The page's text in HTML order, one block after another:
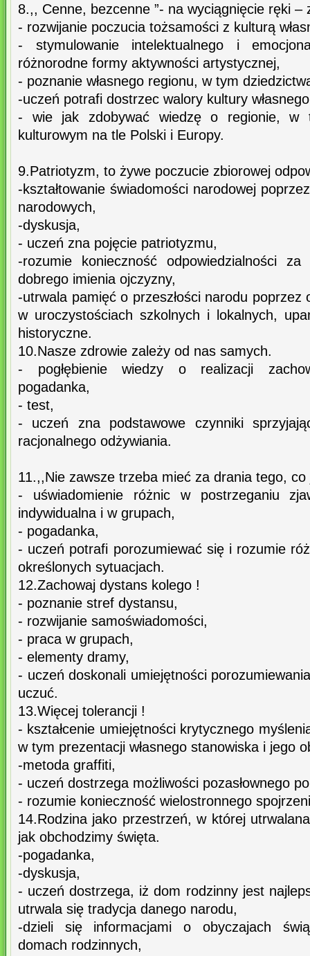
8.,, Cenne, bezcenne ”- na wyciągnięcie ręki –
- rozwijanie poczucia tożsamości z kulturą
- stymulowanie intelektualnego i
różnorodne formy aktywności artystycznej,
- poznanie własnego regionu, w tym
-uczeń potrafi dostrzec walory kultury
- wie jak zdobywać wiedzę o regionie, w
kulturowym na tle Polski i Europy.
9.Patriotyzm, to żywe poczucie zbiorowej
-kształtowanie świadomości narodowej
narodowych,
-dyskusja,
- uczeń zna pojęcie patriotyzmu,
-rozumie konieczność odpowiedzialności
dobrego imienia ojczyzny,
-utrwala pamięć o przeszłości narodu poprzez
w uroczystościach szkolnych i lokalnych,
historyczne.
10.Nasze zdrowie zależy od nas samych.
- pogłębienie wiedzy o realizacji
pogadanka,
- test,
- uczeń zna podstawowe czynniki
racjonalnego odżywiania.
11.,,Nie zawsze trzeba mieć za drania tego, co
- uświadomienie różnic w postrzeganiu
indywidualna i w grupach,
- pogadanka,
- uczeń potrafi porozumiewać się i rozumie
określonych sytuacjach.
12.Zachowaj dystans kolego !
- poznanie stref dystansu,
- rozwijanie samoświadomości,
- praca w grupach,
- elementy dramy,
- uczeń doskonali umiejętności
uczuć.
13.Więcej tolerancji !
- kształcenie umiejętności krytycznego
w tym prezentacji własnego stanowiska i jego
-metoda graffiti,
- uczeń dostrzega możliwości pozasłownego
- rozumie konieczność wielostronnego
14.Rodzina jako przestrzeń, w której
jak obchodzimy święta.
-pogadanka,
-dyskusja,
- uczeń dostrzega, iż dom rodzinny jest
utrwala się tradycja danego narodu,
-dzieli się informacjami o obyczajach
domach rodzinnych,